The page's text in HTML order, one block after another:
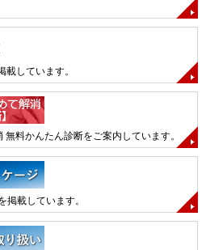
しています。
料かんたん診断をご案内しています。
掲載しています。